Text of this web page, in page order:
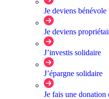
Je deviens bénévole
Je deviens
J’investis solidaire
J’épargne solidaire
Je fais une donation